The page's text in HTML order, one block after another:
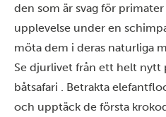
den som är svag för
upplevelse under en
möta dem i deras naturliga
Se djurlivet från ett helt nytt
båtsafari . Betrakta
och upptäck de första